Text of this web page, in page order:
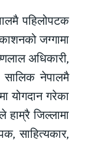
पहिलोपटक
जग्गामा
अधिकारी,
सालिक नेपालमै
योगदान गरेका
हाम्रै जिल्लामा
साहित्यकार,